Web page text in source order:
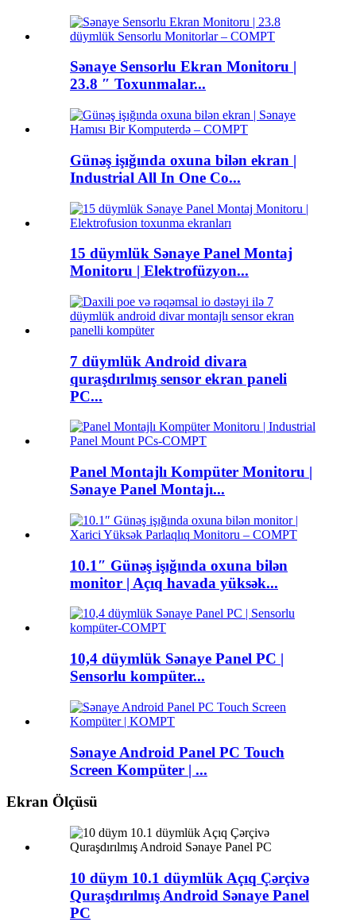
Sənaye Sensorlu Ekran Monitoru |
23.8 ″ Toxunmalar...
Günəş işığında oxuna bilən ekran |
Industrial All In One Co...
15 düymlük Sənaye Panel Montaj
Monitoru | Elektrofüzyon...
7 düymlük Android divara
quraşdırılmış sensor ekran paneli
PC...
Panel Montajlı Kompüter Monitoru |
Sənaye Panel Montajı...
10.1″ Günəş işığında oxuna bilən
monitor | Açıq havada yüksək...
10,4 düymlük Sənaye Panel PC |
Sensorlu kompüter...
Sənaye Android Panel PC Touch
Screen Kompüter | ...
Ekran Ölçüsü
10 düym 10.1 düymlük Açıq Çərçivə
Quraşdırılmış Android Sənaye Panel
PC